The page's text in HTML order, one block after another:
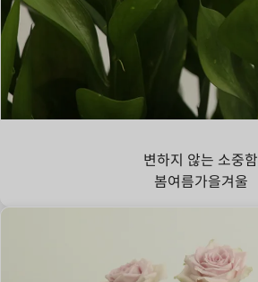
변하지 않는 소중함
봄여름가을겨울